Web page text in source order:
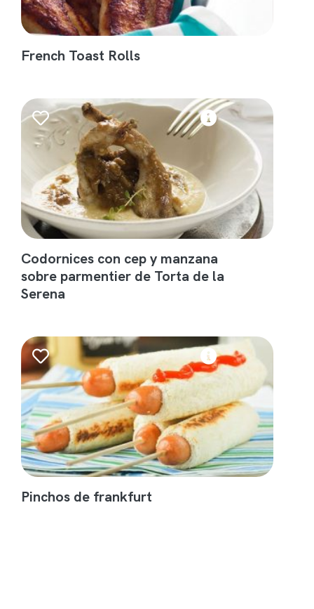
French Toast Rolls
Codornices con cep y manzana
sobre parmentier de Torta de la
Serena
Pinchos de frankfurt